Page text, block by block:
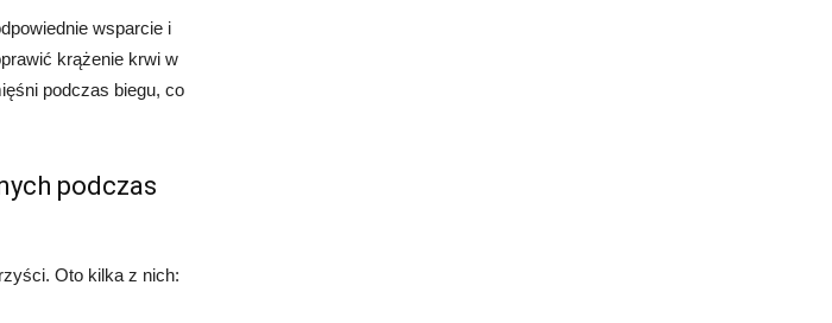
wsparcie i
krążenie krwi w
podczas biegu, co
podczas
Oto kilka z nich: